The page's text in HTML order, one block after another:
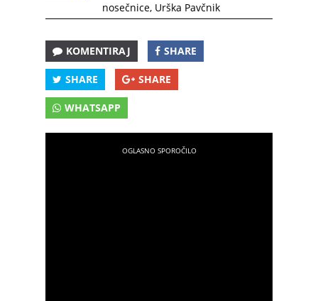
nosečnice, Urška Pavčnik
KOMENTIRAJ SHARE
SHARE SHARE
WHATSAPP